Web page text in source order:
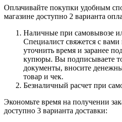
Оплачивайте покупки удобным
магазине доступно 2 варианта
Наличные при самовывозе
Специалист свяжется с
уточнить время и заранее
купюры. Вы подписываете
документы, вносите
товар и чек.
Безналичный расчет при
Экономьте время на получении
доступно 3 варианта доставки: